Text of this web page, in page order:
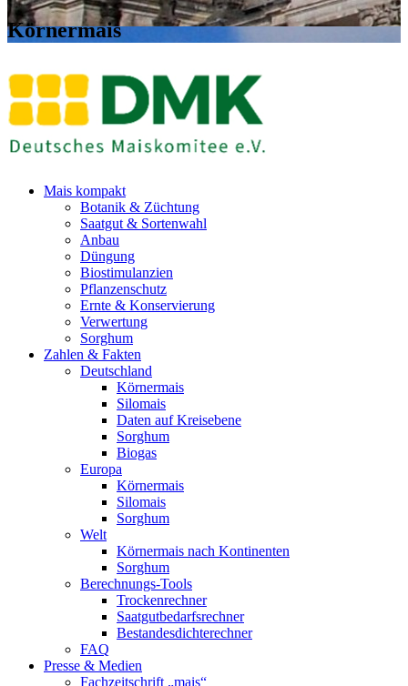
Körnermais
Mais kompakt
Botanik & Züchtung
Saatgut & Sortenwahl
Anbau
Düngung
Biostimulanzien
Pflanzenschutz
Ernte & Konservierung
Verwertung
Sorghum
Zahlen & Fakten
Deutschland
Körnermais
Silomais
Daten auf Kreisebene
Sorghum
Biogas
Europa
Körnermais
Silomais
Sorghum
Welt
Körnermais nach Kontinenten
Sorghum
Berechnungs-Tools
Trockenrechner
Saatgutbedarfsrechner
Bestandesdichterechner
FAQ
Presse & Medien
Fachzeitschrift „mais“